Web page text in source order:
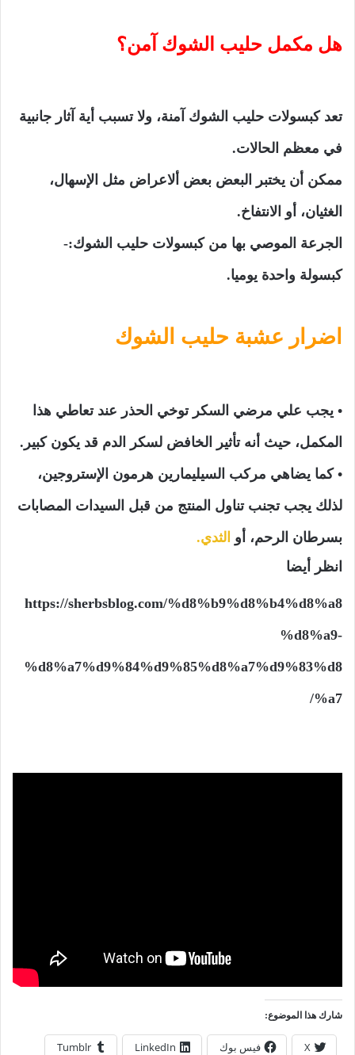
هل مكمل حليب الشوك آمن؟
تعد كبسولات حليب الشوك آمنة، ولا تسبب أية آثار جانبية
في معظم الحالات.
ممكن أن يختبر البعض بعض ألاعراض مثل الإسهال،
الغثيان، أو الانتفاخ.
الجرعة الموصي بها من كبسولات حليب الشوك:-
كبسولة واحدة يوميا.
اضرار عشبة حليب الشوك
• يجب علي مرضي السكر توخي الحذر عند تعاطي هذا
المكمل، حيث أنه تأثير الخافض لسكر الدم قد يكون كبير.
• كما يضاهي مركب السيليمارين هرمون الإستروجين،
لذلك يجب تجنب تناول المنتج من قبل السيدات المصابات
بسرطان الرحم، أو الثدي.
انظر أيضا
https://sherbsblog.com/%d8%b9%d8%b4%d8%a8
%d8%a9-
%d8%a7%d9%84%d9%85%d8%a7%d9%83%d8
%a7/
شارك هذا الموضوع:
X فيس بوك LinkedIn
Tumblr